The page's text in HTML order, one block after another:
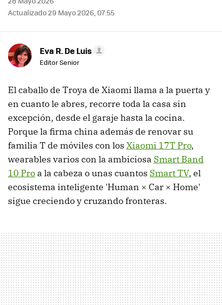
Actualizado 29 Mayo 2026, 07:55
Eva R. De Luis
Editor Senior
El caballo de Troya de Xiaomi llama a la puerta y
en cuanto le abres, recorre toda la casa sin
excepción, desde el garaje hasta la cocina.
Porque la firma china además de renovar su
familia T de móviles con los Xiaomi 17T Pro,
wearables varios con la ambiciosa Smart Band
10 Pro a la cabeza o unas cuantos Smart TV, el
ecosistema inteligente 'Human × Car × Home'
sigue creciendo y cruzando fronteras.